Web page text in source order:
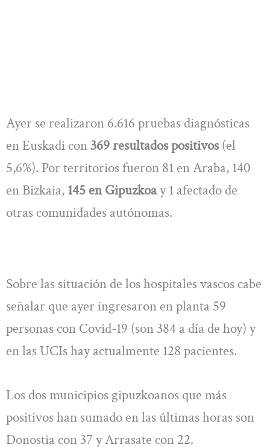
Ayer se realizaron 6.616 pruebas diagnósticas
en Euskadi con369 resultados positivos(el
5,6%). Por territorios fueron 81 en Araba, 140
en Bizkaia, 145 en Gipuzkoay 1 afectado de
otras comunidades autónomas.
Sobre las situación de los hospitales vascos cabe
señalar que ayer ingresaron en planta 59
personas con Covid-19 (son 384 a día de hoy) y
en las UCIs hay actualmente 128 pacientes.
Los dos municipios gipuzkoanos que más
positivos han sumado en las últimas horas son
Donostia con 37 y Arrasate con 22.